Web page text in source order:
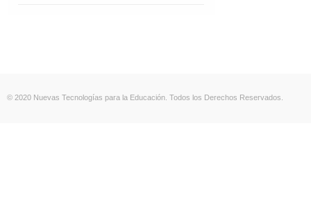
© 2020 Nuevas Tecnologías para la Educación. Todos los Derechos Reservados.